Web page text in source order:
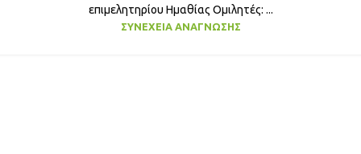
επιμελητηρίου Ημαθίας Ομιλητές: ...
ΣΥΝΈΧΕΙΑ ΑΝΆΓΝΩΣΗΣ